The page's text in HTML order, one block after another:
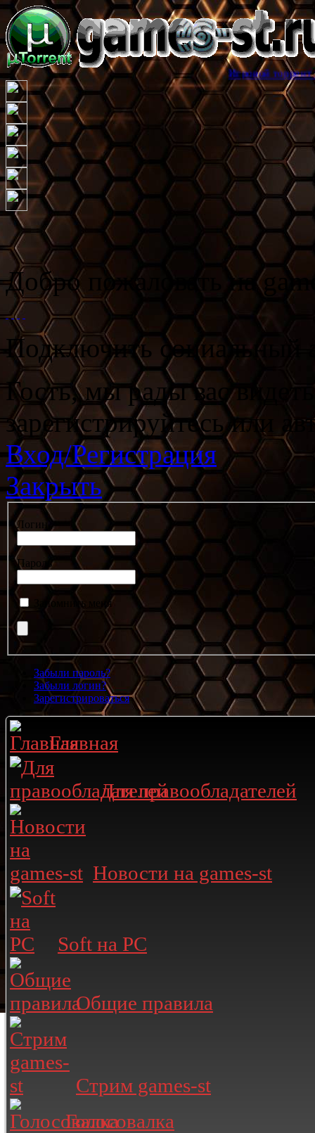
Игровой торрент трекер
Добро пожаловать на
Подключить социальный
Гость, мы рады вас
зарегистрируйтесь или
Вход/Регистрация
Закрыть
Логин
Пароль
Запомнить меня
Забыли пароль?
Забыли логин?
Зарегистрироваться
Главная
Для правообладателей
Новости на games-st
Soft на PC
Общие правила
Стрим games-st
Голосовалка